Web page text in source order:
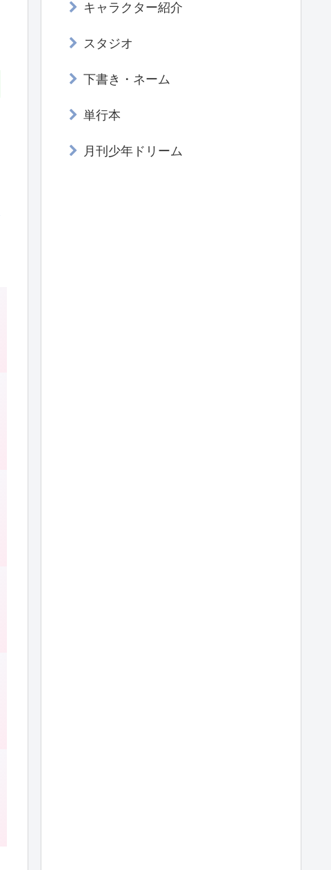
キャラクター紹介
スタジオ
下書き・ネーム
単行本
月刊少年ドリーム